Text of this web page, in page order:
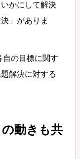
かにして解決
」がありま
自の目標に関す
解決に対する
動きも共